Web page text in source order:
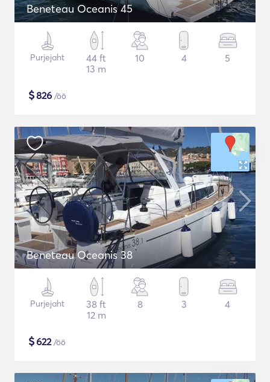
Beneteau Oceanis 45
Purjejaht
44 ft
13 m
10 4 5
$826 /öö
Beneteau Oceanis 38
Purjejaht
38 ft
12 m
8 3 4
$622/öö